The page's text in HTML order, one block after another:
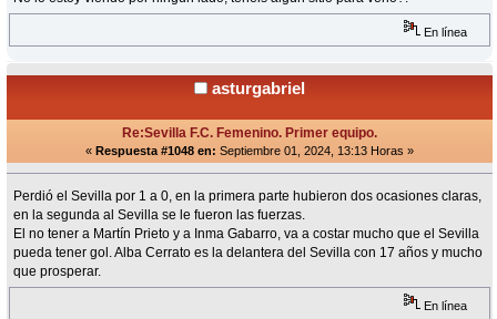
En línea
asturgabriel
Re:Sevilla F.C. Femenino. Primer equipo.
« Respuesta #1048 en: Septiembre 01, 2024, 13:13 Horas »
Perdió el Sevilla por 1 a 0, en la primera parte hubieron dos ocasiones claras,
en la segunda al Sevilla se le fueron las fuerzas.
El no tener a Martín Prieto y a Inma Gabarro, va a costar mucho que el Sevilla
pueda tener gol. Alba Cerrato es la delantera del Sevilla con 17 años y mucho
que prosperar.
En línea